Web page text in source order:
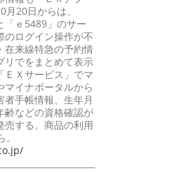
20日からは、
「ｅ5489」のサー
のログイン操作が不
在来線特急の予約情
リでをまとめて表示
ＥＸサービス」でマ
マイナポータルから
手帳情報、生年月
齢などの資格確認が
売する。商品の利用